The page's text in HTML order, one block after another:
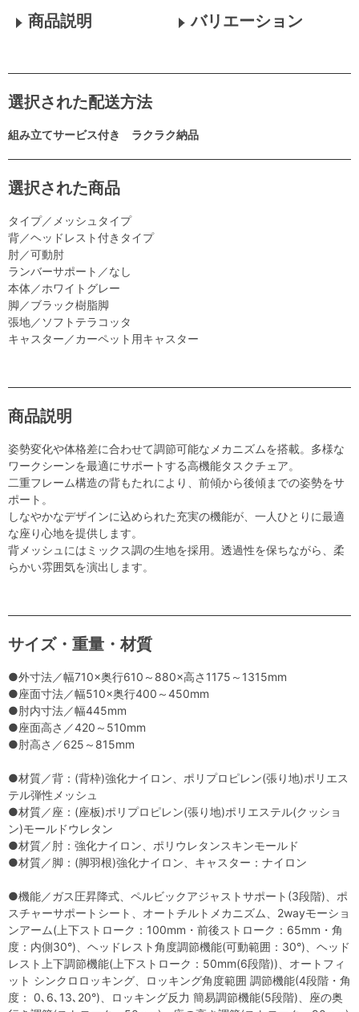
商品説明 バリエーション
選択された配送方法
組み立てサービス付き ラクラク納品
選択された商品
タイプ／メッシュタイプ
背／ヘッドレスト付きタイプ
肘／可動肘
ランバーサポート／なし
本体／ホワイトグレー
脚／ブラック樹脂脚
張地／ソフトテラコッタ
キャスター／カーペット用キャスター
商品説明
姿勢変化や体格差に合わせて調節可能なメカニズムを搭載。多様な
ワークシーンを最適にサポートする高機能タスクチェア。
二重フレーム構造の背もたれにより、前傾から後傾までの姿勢をサ
ポート。
しなやかなデザインに込められた充実の機能が、一人ひとりに最適
な座り心地を提供します。
背メッシュにはミックス調の生地を採用。透過性を保ちながら、柔
らかい雰囲気を演出します。
サイズ・重量・材質
●外寸法／幅710×奥行610～880×高さ1175～1315mm
●座面寸法／幅510×奥行400～450mm
●肘内寸法／幅445mm
●座面高さ／420～510mm
●肘高さ／625～815mm
●材質／背：(背枠)強化ナイロン、ポリプロピレン(張り地)ポリエス
テル弾性メッシュ
●材質／座：(座板)ポリプロピレン(張り地)ポリエステル(クッショ
ン)モールドウレタン
●材質／肘：強化ナイロン、ポリウレタンスキンモールド
●材質／脚：(脚羽根)強化ナイロン、キャスター：ナイロン
●機能／ガス圧昇降式、ペルビックアジャストサポート(3段階)、ポ
スチャーサポートシート、オートチルトメカニズム、2wayモーショ
ンアーム(上下ストローク：100mm・前後ストローク：65mm・角
度：内側30°)、ヘッドレスト角度調節機能(可動範囲：30°)、ヘッド
レスト上下調節機能(上下ストローク：50mm(6段階))、オートフィ
ット シンクロロッキング、ロッキング角度範囲 調節機能(4段階・角
度： 0､6､13､20°)、ロッキング反力 簡易調節機能(5段階)、座の奥